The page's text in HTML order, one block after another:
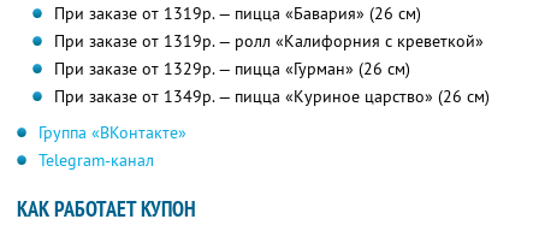
При заказе от 1319р. — пицца «Бавария» (26 см)
При заказе от 1319р. — ролл «Калифорния с креветкой»
При заказе от 1329р. — пицца «Гурман» (26 см)
При заказе от 1349р. — пицца «Куриное царство» (26 см)
Группа «ВКонтакте»
Telegram-канал
КАК РАБОТАЕТ КУПОН